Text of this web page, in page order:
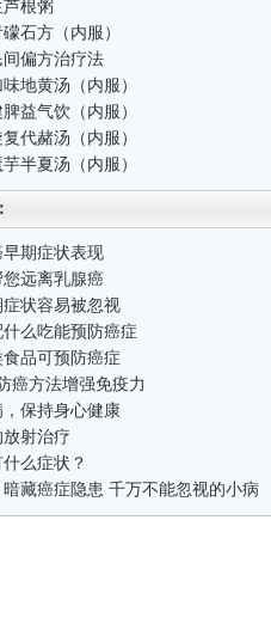
根粥
石方（内服）
偏方治疗法
地黄汤（内服）
益气饮（内服）
代赭汤（内服）
半夏汤（内服）
期症状表现
远离乳腺癌
状容易被忽视
么吃能预防癌症
品可预防癌症
癌方法增强免疫力
保持身心健康
射治疗
么症状？
暗藏癌症隐患 千万不能忽视的小病